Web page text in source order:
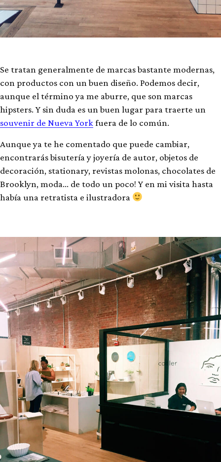
Se tratan generalmente de marcas bastante modernas,
con productos con un buen diseño. Podemos decir,
aunque el término ya me aburre, que son marcas
hipsters. Y sin duda es un buen lugar para traerte un
souvenir de Nueva Yorkfuera de lo común.
Aunque ya te he comentado que puede cambiar,
encontrarás bisutería y joyería de autor, objetos de
decoración, stationary, revistas molonas, chocolates de
Brooklyn, moda… de todo un poco! Y en mi visita hasta
había una retratista e ilustradora